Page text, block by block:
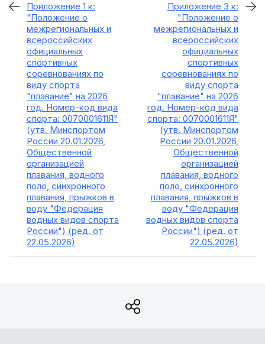
Приложение 1 к:
"Положение о
межрегиональных и
всероссийских
официальных
спортивных
соревнованиях по
виду спорта
"плавание" на 2026
год. Номер-код вида
спорта: 0070001611Я"
(утв. Минспортом
России 20.01.2026,
Общественной
организацией
плавания, водного
поло, синхронного
плавания, прыжков в
воду "Федерация
водных видов спорта
России") (ред. от
22.05.2026)
Приложение 3 к:
"Положение о
межрегиональных и
всероссийских
официальных
спортивных
соревнованиях по
виду спорта
"плавание" на 2026
год. Номер-код вида
спорта: 0070001611Я"
(утв. Минспортом
России 20.01.2026,
Общественной
организацией
плавания, водного
поло, синхронного
плавания, прыжков в
воду "Федерация
водных видов спорта
России") (ред. от
22.05.2026)